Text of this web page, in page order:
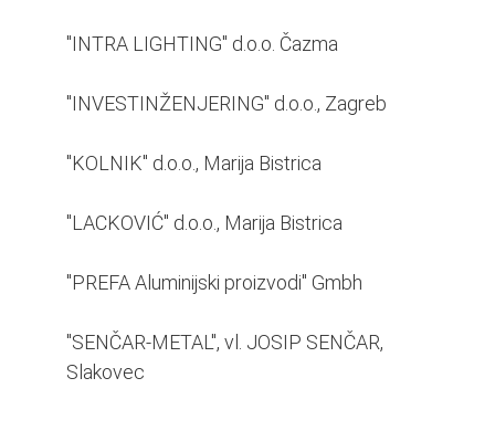
"INTRA LIGHTING" d.o.o. Čazma
"INVESTINŽENJERING" d.o.o., Zagreb
"KOLNIK" d.o.o., Marija Bistrica
"LACKOVIĆ" d.o.o., Marija Bistrica
"PREFA Aluminijski proizvodi" Gmbh
"SENČAR-METAL", vl. JOSIP SENČAR,
Slakovec